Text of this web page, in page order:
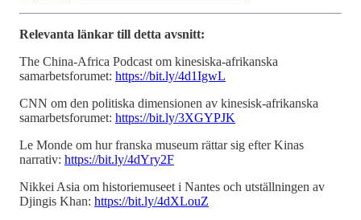
Relevanta länkar till detta avsnitt:
The China-Africa Podcast om kinesiska-afrikanska
samarbetsforumet: https://bit.ly/4d1IgwL
CNN om den politiska dimensionen av kinesisk-afrikanska
samarbetsforumet: https://bit.ly/3XGYPJK
Le Monde om hur franska museum rättar sig efter Kinas
narrativ: https://bit.ly/4dYry2F
Nikkei Asia om historiemuseet i Nantes och utställningen av
Djingis Khan: https://bit.ly/4dXLouZ